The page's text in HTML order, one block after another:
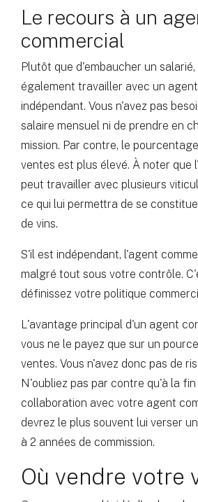
Le recours à un
commercial
Plutôt que d'embaucher un salarié,
également travailler avec un
indépendant. Vous n'avez pas
salaire mensuel ni de prendre en
mission. Par contre, le
ventes est plus élevé. À noter que
peut travailler avec plusieurs
ce qui lui permettra de se
de vins.
S'il est indépendant, l'agent
malgré tout sous votre contrôle.
définissez votre politique
L'avantage principal d'un agent
vous ne le payez que sur un
ventes. Vous n'avez donc pas de
N'oubliez pas par contre qu'à la
collaboration avec votre agent
devrez le plus souvent lui verser
à 2 années de commission.
Où vendre votre